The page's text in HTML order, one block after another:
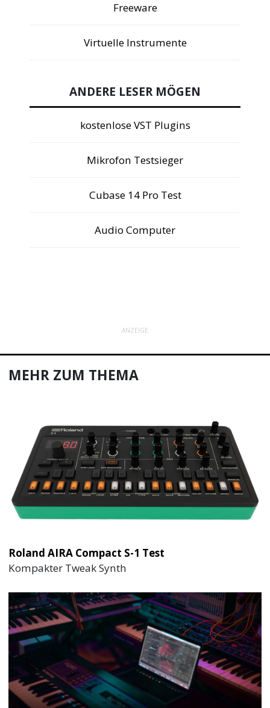
Freeware
Virtuelle Instrumente
ANDERE LESER MÖGEN
kostenlose VST Plugins
Mikrofon Testsieger
Cubase 14 Pro Test
Audio Computer
ANZEIGE
MEHR ZUM THEMA
Roland AIRA Compact S-1 Test
Kompakter Tweak Synth